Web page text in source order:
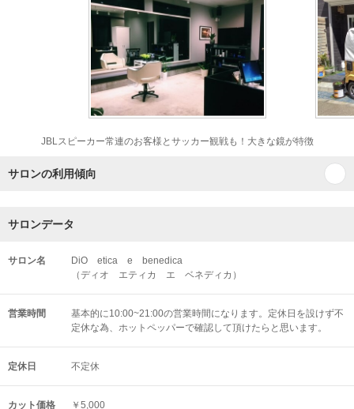
JBLスピーカー常連のお客様とサッカー観戦も！大きな鏡が特徴
サロンの利用傾向
サロンデータ
サロン名
DiO etica e benedica
（ディオ エティカ エ ベネディカ）
営業時間
基本的に10:00~21:00の営業時間になります。定休日を設けず不
定休な為、ホットペッパーで確認して頂けたらと思います。
定休日 不定休
カット価格 ￥5,000